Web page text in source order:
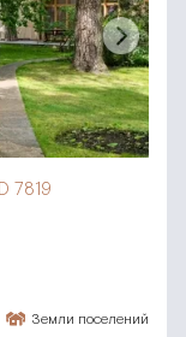
7819
Земли поселений